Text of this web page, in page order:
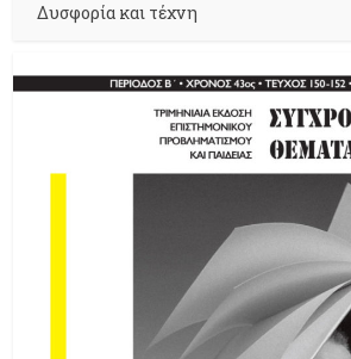
Δυσφορία και τέχνη